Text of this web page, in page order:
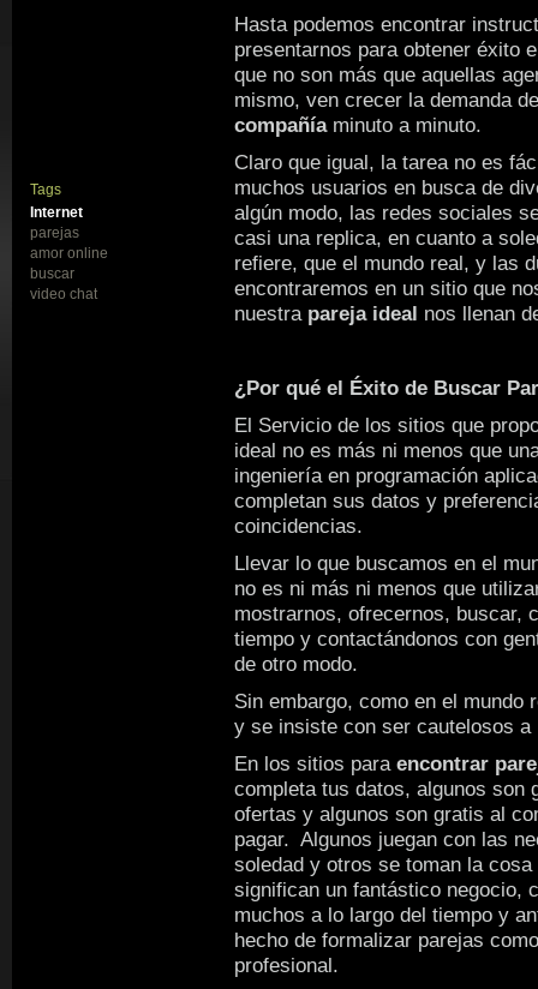
Tags
Internet
parejas
amor online
buscar
video chat
Hasta podemos encontrar
presentarnos para obtener éxito
que no son más que aquellas
mismo, ven crecer la demanda
compañíaminuto a minuto.
Claro que igual, la tarea no es
muchos usuarios en busca de
algún modo, las redes sociales
casi una replica, en cuanto a
refiere, que el mundo real, y las
encontraremos en un sitio que
nuestra pareja ideal nos llenan
¿Por qué el Éxito de Buscar
El Servicio de los sitios que
ideal no es más ni menos que
ingeniería en programación
completan sus datos y
coincidencias.
Llevar lo que buscamos en el
no es ni más ni menos que
mostrarnos, ofrecernos, buscar,
tiempo y contactándonos con
de otro modo.
Sin embargo, como en el mundo
y se insiste con ser cautelosos a
En los sitios para encontrar
completa tus datos, algunos son
ofertas y algunos son gratis al
pagar. Algunos juegan con las
soledad y otros se toman la
significan un fantástico negocio,
muchos a lo largo del tiempo y
hecho de formalizar parejas
profesional.